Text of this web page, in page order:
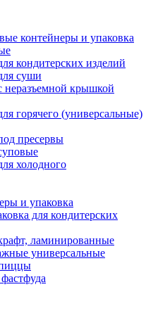
контейнеры и упаковка
кондитерских изделий
суши
неразъемной крышкой
горячего (универсальные)
пресервы
холодного
и упаковка
для кондитерских
ламинированные
универсальные